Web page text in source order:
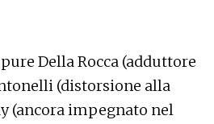
Della Rocca (adduttore
(distorsione alla
(ancora impegnato nel